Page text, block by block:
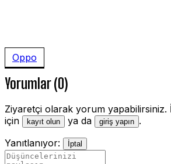
Oppo
Yorumlar (0)
Ziyaretçi olarak yorum yapabilirsiniz.
için
kayıt olun ya da giriş yapın .
Yanıtlanıyor:
İptal